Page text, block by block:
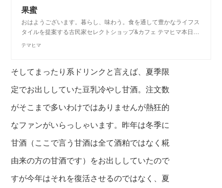
果蜜
おはようございます。暮らし、味わう。食を通して豊かなライフス
タイルを提案する古民家セレクトショップ&カフェ テマヒマ本日…
テマヒマ
そしてまったり系ドリンクと言えば、夏季限
定でお出ししていた豆乳冷やし甘酒。注文数
がそこまで多いわけではありませんが熱狂的
なファンがいらっしゃいます。昨年は冬季に
甘酒（ここで言う甘酒は全て酒粕ではなく糀
由来の方の甘酒です）をお出ししていたので
すが今年はそれを復活させるのではなく、夏